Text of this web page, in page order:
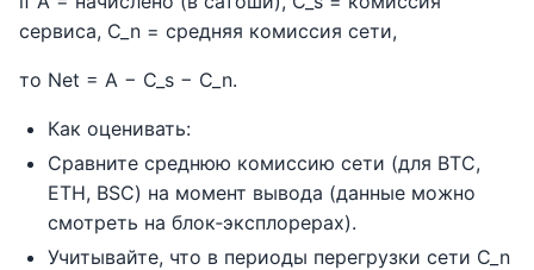
сервиса, C_n = средняя комиссия сети,
то Net = A − C_s − C_n.
Как оценивать:
Сравните среднюю комиссию сети (для BTC,
ETH, BSC) на момент вывода (данные можно
смотреть на блок‑эксплорерах).
Учитывайте, что в периоды перегрузки сети C_n